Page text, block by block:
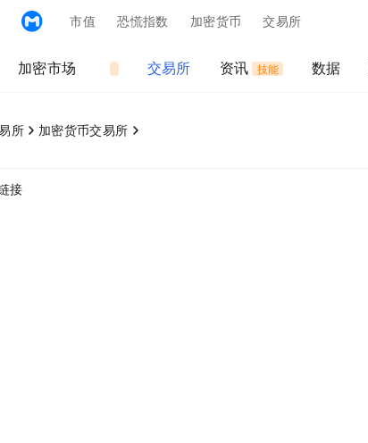
市值 恐慌指数: 加密货币 交易所
加密市场 交易所 资讯 Agent技能 数据
所 加密货币交易所
接